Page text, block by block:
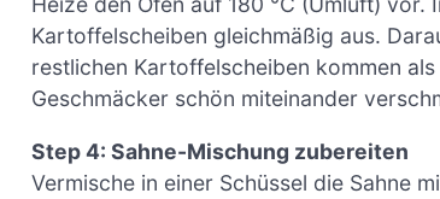
Kartoffelscheiben gleichmäßig aus.
restlichen Kartoffelscheiben kommen
Geschmäcker schön miteinander
Step 4: Sahne-Mischung zubereiten
Vermische in einer Schüssel die Sahne